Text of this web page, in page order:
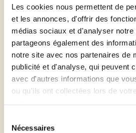
Les cookies nous permettent de
et les annonces, d'offrir des
médias sociaux et d'analyser notre
partageons également des
notre site avec nos partenaires de
publicité et d'analyse, qui peuvent
avec d'autres informations que
ou qu'ils ont collectées lors de
Nécessaires
avant de l'utiliser.
Préchauffez votre four à 180°
tournante.
Disposez la pâte avec sa feuille
plaque du four.